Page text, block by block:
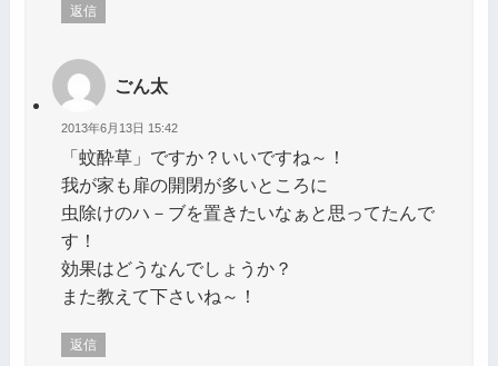
返信
ごん太
2013年6月13日 15:42
「蚊酔草」ですか？いいですね～！
我が家も扉の開閉が多いところに
虫除けのハ－ブを置きたいなぁと思ってたんで
す！
効果はどうなんでしょうか？
また教えて下さいね～！
返信